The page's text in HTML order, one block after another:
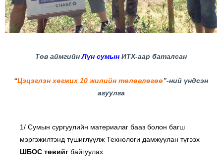
Төв аймгийнЛүн сумын ИТХ-аар баталсан
“Цэцэглэн хөгжих 10 жилийн төлөвлөгөө”-ний үндсэн
агуулга
1/ Сумын сургуулийн материалаг бааз болон багш
мэргэжилтэнд түшиглүүлж Технологи дамжуулан түгээх
ШБОС төвийг байгуулах